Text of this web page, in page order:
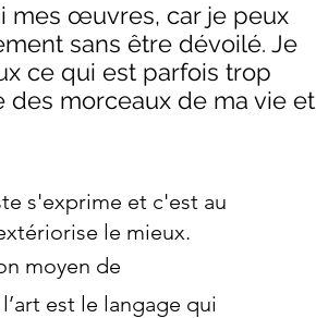
mes œuvres, car je peux
sans être dévoilé. Je
ce qui est parfois trop
des morceaux de ma vie et
s'exprime et c'est au
le mieux.
moyen de
est le langage qui